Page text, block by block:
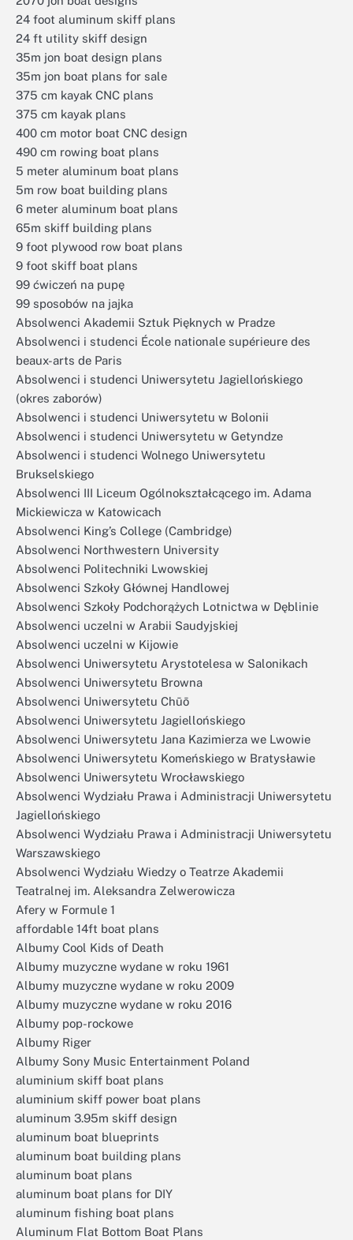
24 foot aluminum skiff plans
24 ft utility skiff design
35m jon boat design plans
35m jon boat plans for sale
375 cm kayak CNC plans
375 cm kayak plans
400 cm motor boat CNC design
490 cm rowing boat plans
5 meter aluminum boat plans
5m row boat building plans
6 meter aluminum boat plans
65m skiff building plans
9 foot plywood row boat plans
9 foot skiff boat plans
99 ćwiczeń na pupę
99 sposobów na jajka
Absolwenci Akademii Sztuk Pięknych w Pradze
Absolwenci i studenci École nationale supérieure des
beaux-arts de Paris
Absolwenci i studenci Uniwersytetu Jagiellońskiego
(okres zaborów)
Absolwenci i studenci Uniwersytetu w Bolonii
Absolwenci i studenci Uniwersytetu w Getyndze
Absolwenci i studenci Wolnego Uniwersytetu
Brukselskiego
Absolwenci III Liceum Ogólnokształcącego im. Adama
Mickiewicza w Katowicach
Absolwenci King’s College (Cambridge)
Absolwenci Northwestern University
Absolwenci Politechniki Lwowskiej
Absolwenci Szkoły Głównej Handlowej
Absolwenci Szkoły Podchorążych Lotnictwa w Dęblinie
Absolwenci uczelni w Arabii Saudyjskiej
Absolwenci uczelni w Kijowie
Absolwenci Uniwersytetu Arystotelesa w Salonikach
Absolwenci Uniwersytetu Browna
Absolwenci Uniwersytetu Chūō
Absolwenci Uniwersytetu Jagiellońskiego
Absolwenci Uniwersytetu Jana Kazimierza we Lwowie
Absolwenci Uniwersytetu Komeńskiego w Bratysławie
Absolwenci Uniwersytetu Wrocławskiego
Absolwenci Wydziału Prawa i Administracji Uniwersytetu
Jagiellońskiego
Absolwenci Wydziału Prawa i Administracji Uniwersytetu
Warszawskiego
Absolwenci Wydziału Wiedzy o Teatrze Akademii
Teatralnej im. Aleksandra Zelwerowicza
Afery w Formule 1
affordable 14ft boat plans
Albumy Cool Kids of Death
Albumy muzyczne wydane w roku 1961
Albumy muzyczne wydane w roku 2009
Albumy muzyczne wydane w roku 2016
Albumy pop-rockowe
Albumy Riger
Albumy Sony Music Entertainment Poland
aluminium skiff boat plans
aluminium skiff power boat plans
aluminum 3.95m skiff design
aluminum boat blueprints
aluminum boat building plans
aluminum boat plans
aluminum boat plans for DIY
aluminum fishing boat plans
Aluminum Flat Bottom Boat Plans